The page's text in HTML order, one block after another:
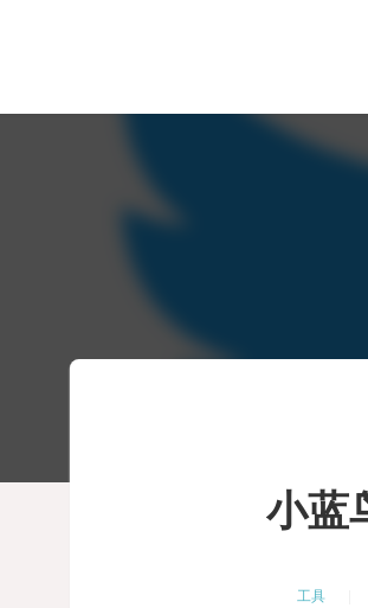
小蓝
工具